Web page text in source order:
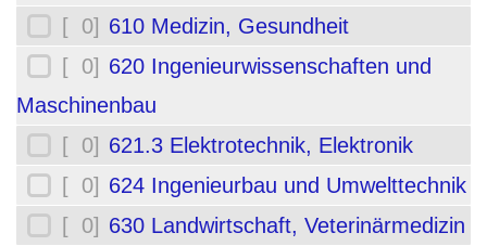
[ 0] 610 Medizin, Gesundheit
[ 0] 620 Ingenieurwissenschaften und
Maschinenbau
[ 0] 621.3 Elektrotechnik, Elektronik
[ 0] 624 Ingenieurbau und Umwelttechnik
[ 0] 630 Landwirtschaft, Veterinärmedizin